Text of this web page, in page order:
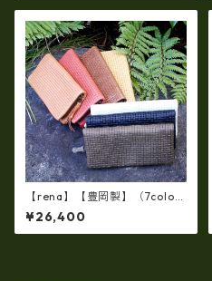
【rena】【豊岡製】（7colo
r）佐賀牛革（素上げメッシュ
タイプ）オイルレザーラウン
ドファスナー 長財布【FB-00
¥26,400